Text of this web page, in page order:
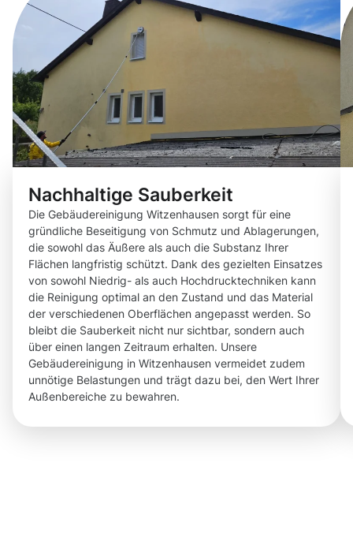
Nachhaltige Sauberkeit
Die Gebäudereinigung Witzenhausen sorgt für eine
gründliche Beseitigung von Schmutz und Ablagerungen,
die sowohl das Äußere als auch die Substanz Ihrer
Flächen langfristig schützt. Dank des gezielten Einsatzes
von sowohl Niedrig- als auch Hochdrucktechniken kann
die Reinigung optimal an den Zustand und das Material
der verschiedenen Oberflächen angepasst werden. So
bleibt die Sauberkeit nicht nur sichtbar, sondern auch
über einen langen Zeitraum erhalten. Unsere
Gebäudereinigung in Witzenhausen vermeidet zudem
unnötige Belastungen und trägt dazu bei, den Wert Ihrer
Außenbereiche zu bewahren.